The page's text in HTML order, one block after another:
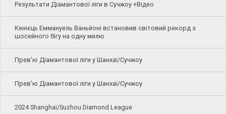
Результати Діамантової ліги в Сучжоу +Відео
Кенієць Еммануель Ваньйоні встановив світовий рекорд з
шосейного бігу на одну милю
Прев'ю Діамантової ліги у Шанхаї/Сучжоу
Прев'ю Діамантової ліги у Шанхаї/Сучжоу
2024 Shanghai/Suzhou Diamond League